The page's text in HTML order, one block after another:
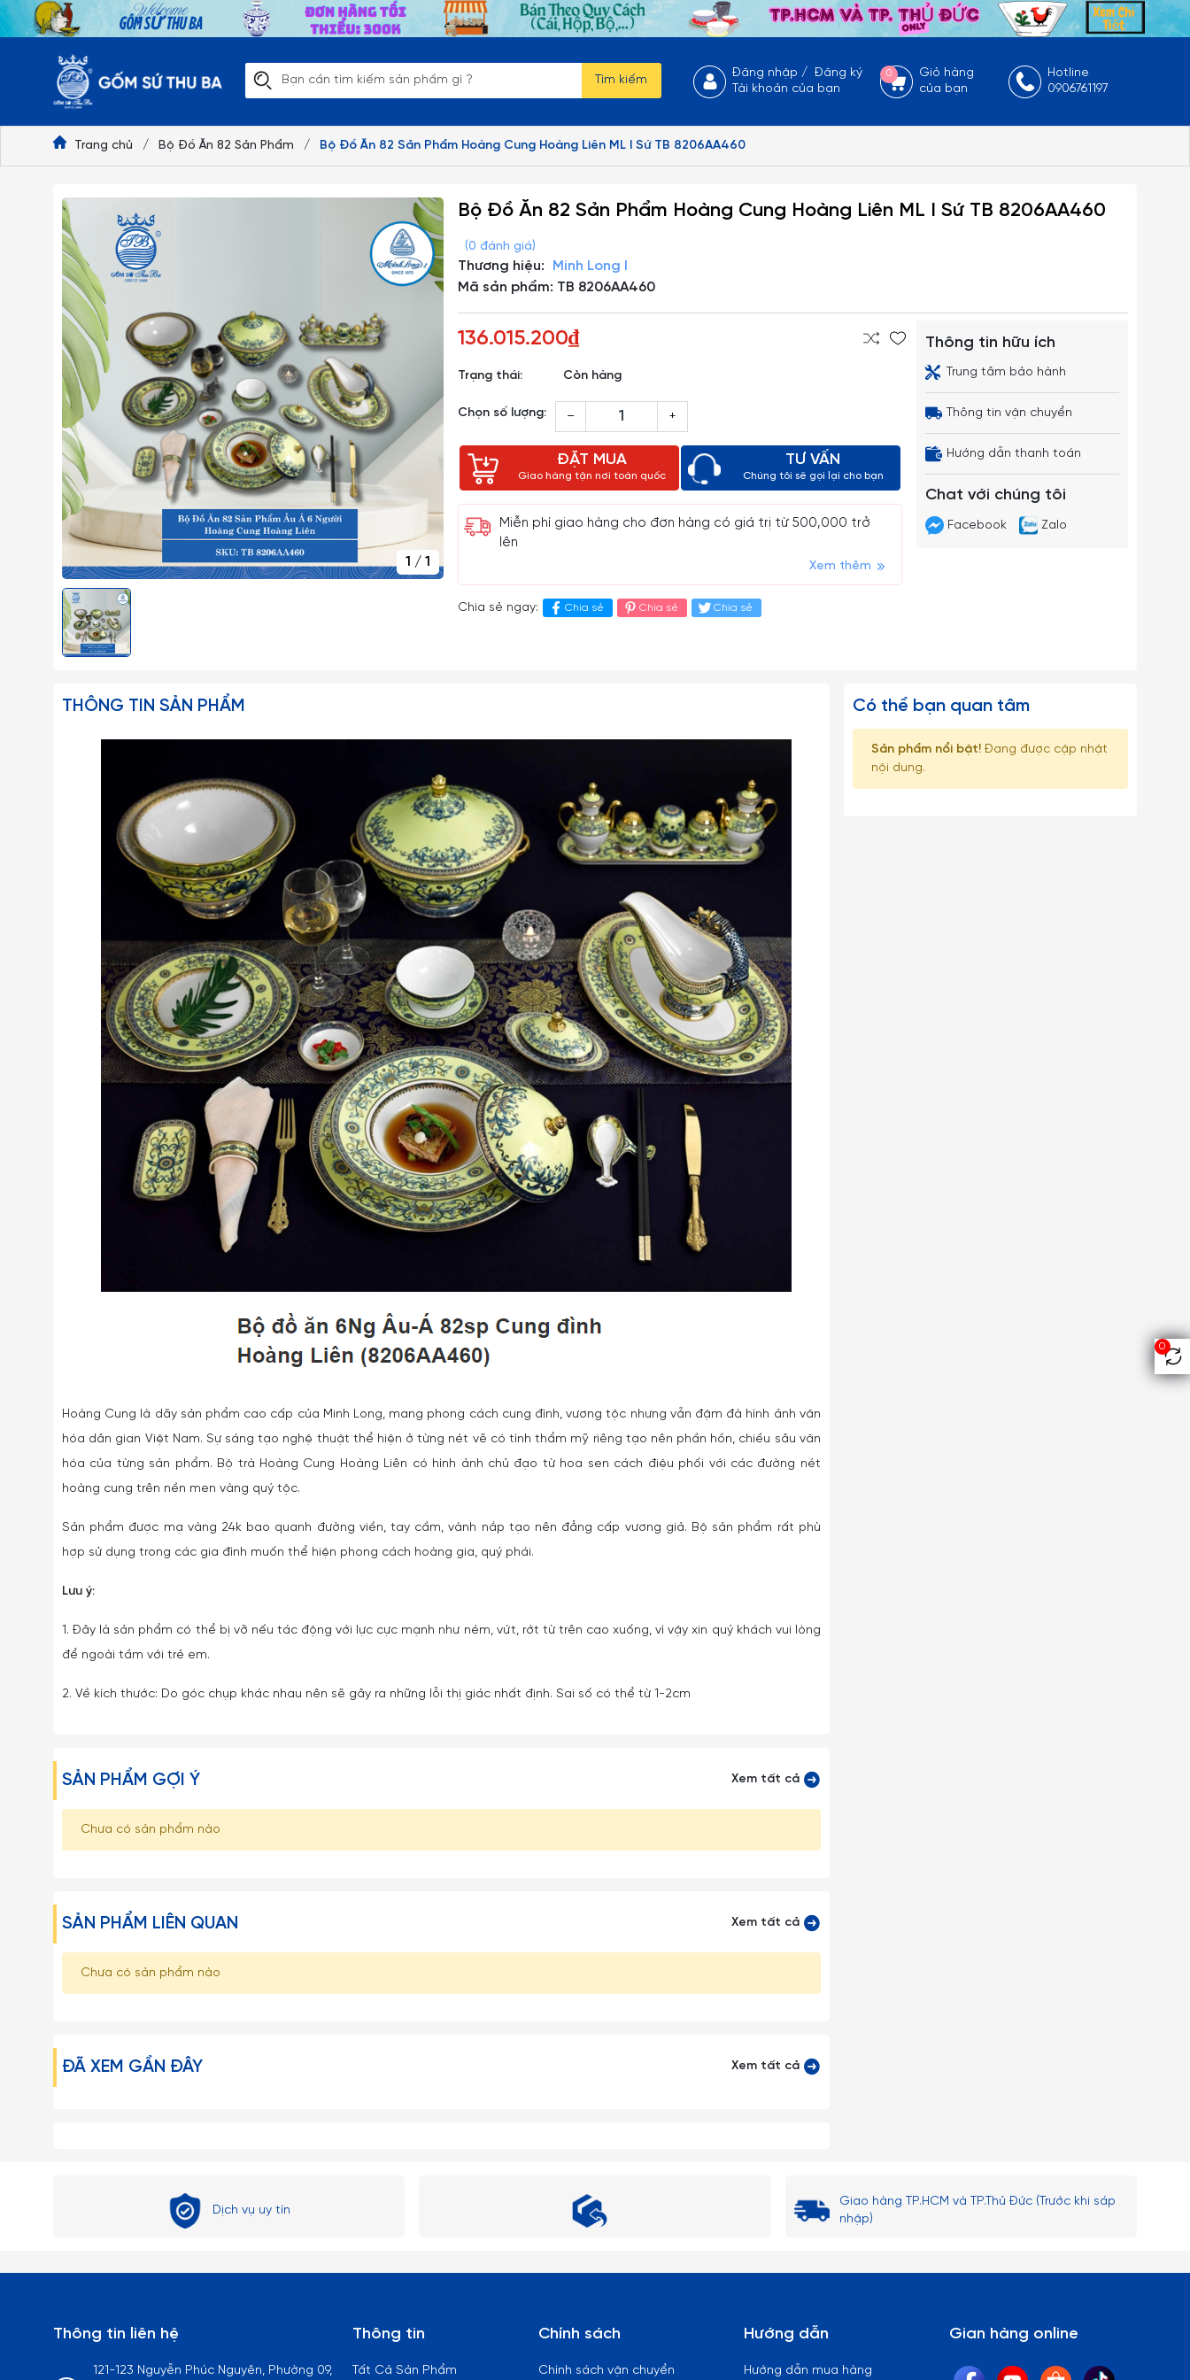
Tìm kiếm
Đăng nhập /Đăng ký
Tài khoản của bạn
0
Giỏ hàng
của bạn
Hotline
0906761197
0
Trang chủ / Bộ Đồ Ăn 82 Sản Phẩm / Bộ Đồ Ăn 82 Sản Phẩm Hoàng Cung Hoàng Liên ML I Sứ TB 8206AA460
1 /1
Bộ Đồ Ăn 82 Sản Phẩm Hoàng Cung Hoàng Liên ML I Sứ TB 8206AA460
(0 đánh giá)
Thương hiệu:
Minh Long I
Mã sản phẩm: TB 8206AA460
136.015.200₫
Trạng thái: Còn hàng
Chọn số lượng: – +
ĐẶT MUA
Giao hàng tận nơi toàn quốc
TƯ VẤN
Chúng tôi sẽ gọi lại cho bạn
Miễn phí giao hàng cho đơn hàng có giá trị từ 500,000 trở
lên
Xem thêm
Chia sẻ ngay: Chia sẻ Chia sẻ Chia sẻ
Thông tin hữu ích
Trung tâm bảo hành
Thông tin vận chuyển
Hướng dẫn thanh toán
Chat với chúng tôi
Facebook Zalo
THÔNG TIN SẢN PHẨM
Hoàng Cung là dãy sản phẩm cao cấp của Minh Long, mang phong cách cung đình, vương tộc nhưng vẫn đậm đà hình ảnh văn
hóa dân gian Việt Nam. Sự sáng tạo nghệ thuật thể hiện ở từng nét vẽ có tính thẩm mỹ riêng tạo nên phần hồn, chiều sâu văn
hóa của từng sản phẩm. Bộ trà Hoàng Cung Hoàng Liên có hình ảnh chủ đạo từ hoa sen cách điệu phối với các đường nét
hoàng cung trên nền men vàng quý tộc.
Sản phẩm được mạ vàng 24k bao quanh đường viền, tay cầm, vành nắp tạo nên đẳng cấp vương giả. Bộ sản phẩm rất phù
hợp sử dụng trong các gia đình muốn thể hiện phong cách hoàng gia, quý phái.
Lưu ý:
1. Đây là sản phẩm có thể bị vỡ nếu tác động với lực cực mạnh như ném, vứt, rớt từ trên cao xuống, vì vậy xin quý khách vui lòng
để ngoài tầm với trẻ em.
2. Về kích thước: Do góc chụp khác nhau nên sẽ gây ra những lỗi thị giác nhất định. Sai số có thể từ 1-2cm
SẢN PHẨM GỢI Ý Xem tất cả
Chưa có sản phẩm nào
SẢN PHẨM LIÊN QUAN Xem tất cả
Chưa có sản phẩm nào
ĐÃ XEM GẦN ĐÂY Xem tất cả
Có thể bạn quan tâm
Sản phẩm nổi bật!Đang được cập nhật
nội dung.
Dịch vụ uy tín
Giao hàng TP.HCM và TP.Thủ Đức (Trước khi sáp
nhập)
Thông tin liên hệ
121-123 Nguyễn Phúc Nguyên, Phường 09,
Thông tin
Tất Cả Sản Phẩm
Chính sách
Chính sách vận chuyển
Hướng dẫn
Hướng dẫn mua hàng
Gian hàng online